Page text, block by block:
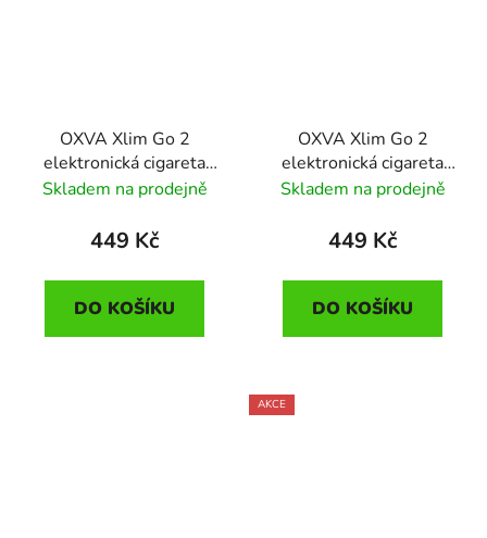
OXVA Xlim Go 2
elektronická cigareta
1500mAh Black
Skladem na prodejně
449 Kč
DO KOŠÍKU
OXVA Xlim Go 2
elektronická cigareta
1500mAh Black Carbon
Skladem na prodejně
449 Kč
DO KOŠÍKU
AKCE